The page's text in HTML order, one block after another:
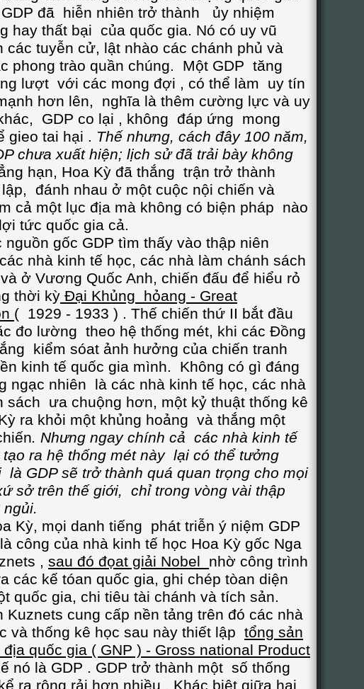
đã hiễn nhiên trở thành ủy nhiệm
hay thất bại của quốc gia. Nó có uy vũ
các tuyễn cử, lật nhào các chánh phủ và
phong trào quần chúng. Một GDP tăng
lượt với các mong đợi , có thể làm uy tín
hơn lên, nghĩa là thêm cường lực và uy
GDP co lại , không đáp ứng mong
gieo tai hại . Thế nhưng, cách đây 100 năm,
chưa xuất hiện; lịch sử đã trải bày không
hạn, Hoa Kỳ đã thắng trận trở thành
đánh nhau ở một cuộc nội chiến và
cả một lục địa mà không có biện pháp nào
tức quốc gia cả.
gốc GDP tìm thấy vào thập niên
nhà kinh tế học, các nhà làm chánh sách
ở Vương Quốc Anh, chiến đấu để hiểu rỏ
thời kỳ Đại Khủng hỏang - Great
( 1929 - 1933 ) . Thế chiến thứ II bắt đầu
đo lường theo hệ thống mét, khi các Đồng
kiểm sóat ảnh hưởng của chiến tranh
kinh tế quốc gia mình. Không có gì đáng
ngạc nhiên là các nhà kinh tế học, các nhà
sách ưa chuộng hơn, một kỷ thuật thống kê
ra khỏi một khủng hoảng và thắng một
. Nhưng ngay chính cả các nhà kinh tế
ra hệ thống mét này lại có thể tưởng
là GDP sẽ trở thành quá quan trọng cho mọi
sở trên thế giới, chỉ trong vòng vài thập
mọi danh tiếng phát triễn ý niệm GDP
công của nhà kinh tế học Hoa Kỳ gốc Nga
, sau đó đọat giải Nobel nhờ công trình
các kế tóan quốc gia, ghi chép tòan diện
quốc gia, chi tiêu tài chánh và tích sản.
Kuznets cung cấp nền tảng trên đó các nhà
và thống kê học sau này thiết lập tổng sản
quốc gia ( GNP ) - Gross national Product
nó là GDP . GDP trở thành một số thống
ra rộng rải hơn nhiều . Khác biệt giữa hai